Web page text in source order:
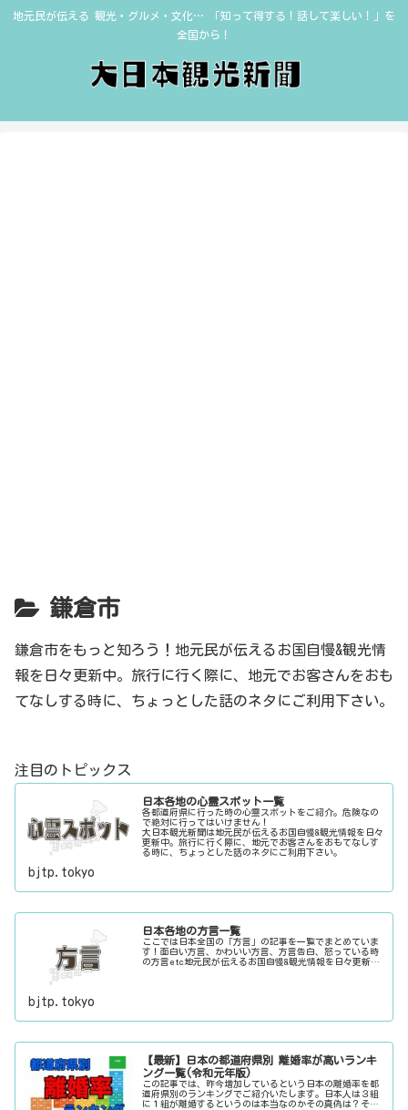
地元民が伝える 観光・グルメ・文化… 「知って得する！話して楽しい！」を
全国から！
鎌倉市
鎌倉市をもっと知ろう！地元民が伝えるお国自慢&観光情
報を日々更新中。旅行に行く際に、地元でお客さんをおも
てなしする時に、ちょっとした話のネタにご利用下さい。
注目のトピックス
日本各地の心霊スポット一覧
各都道府県に行った時の心霊スポットをご紹介。危険なの
で絶対に行ってはいけません！
大日本観光新聞は地元民が伝えるお国自慢&観光情報を日々
更新中。旅行に行く際に、地元でお客さんをおもてなしす
る時に、ちょっとした話のネタにご利用下さい。
bjtp.tokyo
日本各地の方言一覧
ここでは日本全国の「方言」の記事を一覧でまとめていま
す！面白い方言、かわいい方言、方言告白、怒っている時
の方言etc地元民が伝えるお国自慢&観光情報を日々更新
bjtp.tokyo
【最新】日本の都道府県別 離婚率が高いランキ
ング一覧(令和元年版)
この記事では、昨今増加しているという日本の離婚率を都
道府県別のランキングでご紹介いたします。日本人は３組
に１組が離婚するというのは本当なのかその真偽は？その